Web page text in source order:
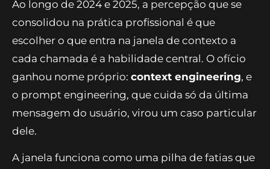
Ao longo de 2024 e 2025, a percepção que se
consolidou na prática profissional é que
escolher o que entra na janela de contexto a
cada chamada é a habilidade central. O ofício
ganhou nome próprio: context engineering, e
o prompt engineering, que cuida só da última
mensagem do usuário, virou um caso particular
dele.
A janela funciona como uma pilha de fatias que